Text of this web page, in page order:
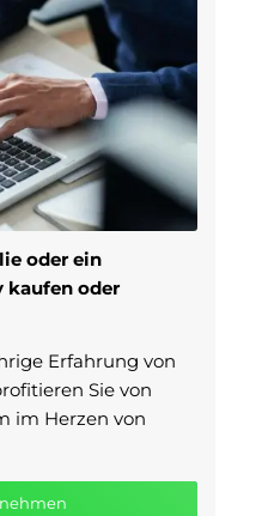
oder ein
kaufen oder
Erfahrung von
Sie von
im Herzen von